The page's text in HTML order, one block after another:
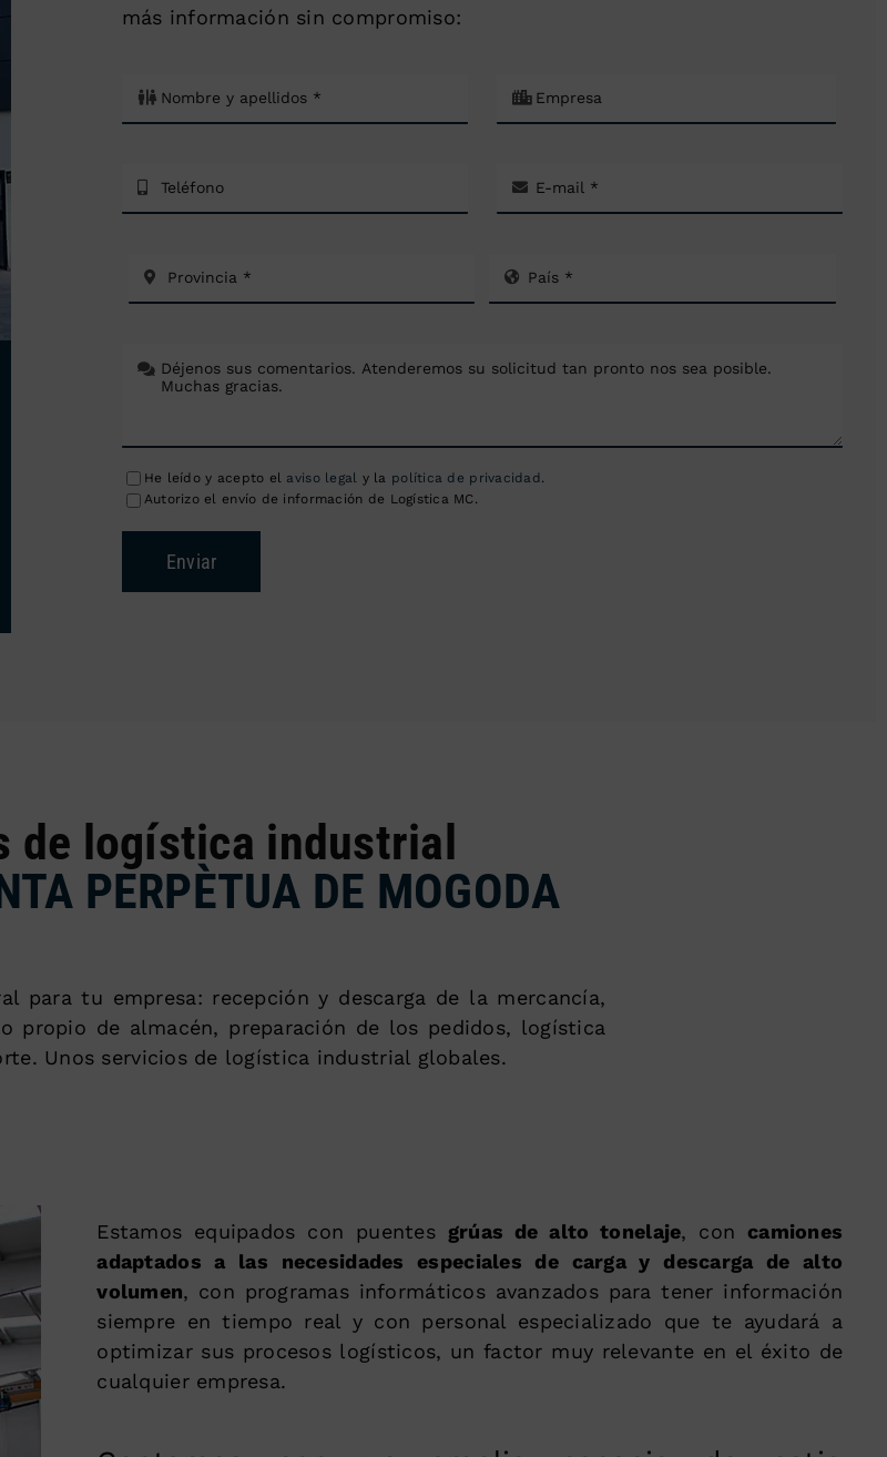
más información sin compromiso:
He leído y acepto el aviso legal y la política de privacidad .
Autorizo el envío de información de Logística MC.
Enviar
de logística industrial
PERPÈTUA DE MOGODA
para tu empresa: recepción y descarga de la mercancía,
propio de almacén, preparación de los pedidos, logística
Unos servicios de logística industrial globales.
Estamos equipados con puentes grúas de alto tonelaje, concamiones
adaptados a las necesidades especiales de carga y descarga de alto
volumen, con programas informáticos avanzados para tener información
siempre en tiempo real y con personal especializado que te ayudará a
optimizar sus procesos logísticos, un factor muy relevante en el éxito de
cualquier empresa.